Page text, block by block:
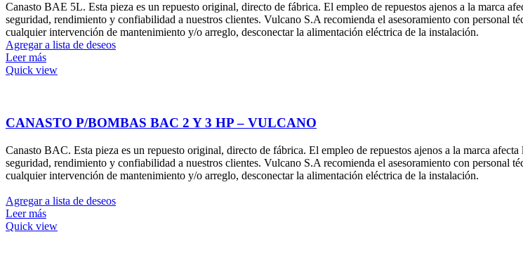
Canasto BAE 5L. Esta pieza es un repuesto original, directo de fábrica. El empleo de repuestos ajenos a la marca
seguridad, rendimiento y confiabilidad a nuestros clientes. Vulcano S.A recomienda el asesoramiento con personal
cualquier intervención de mantenimiento y/o arreglo, desconectar la alimentación eléctrica de la instalación.
Agregar a lista de deseos
Leer más
Quick view
CANASTO P/BOMBAS BAC 2 Y 3 HP – VULCANO
Canasto BAC. Esta pieza es un repuesto original, directo de fábrica. El empleo de repuestos ajenos a la marca
seguridad, rendimiento y confiabilidad a nuestros clientes. Vulcano S.A recomienda el asesoramiento con personal
cualquier intervención de mantenimiento y/o arreglo, desconectar la alimentación eléctrica de la instalación.
Agregar a lista de deseos
Leer más
Quick view